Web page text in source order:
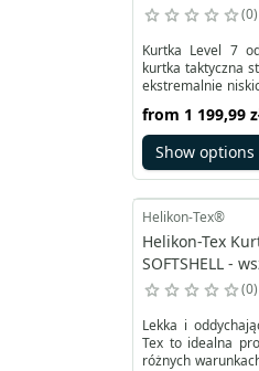
0
Kurtka Level 7
kurtka taktyczna
ekstremalnie
stanowi
Zapewnia
zastosowaniu
wypełnienia
from 1 199,99
Show options
Helikon-Tex®
Helikon-Tex
SOFTSHELL -
0
Lekka i
Tex to idealna
różnych